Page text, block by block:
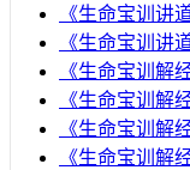
《生命宝训
《生命宝训
《生命宝训
《生命宝训
《生命宝训
《生命宝训